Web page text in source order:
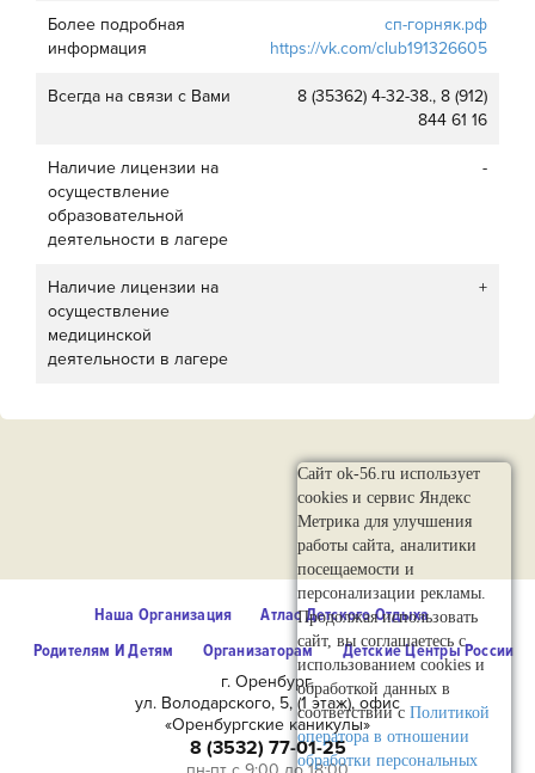
Более подробная
информация
сп-горняк.рф
https://vk.com/club191326605
Всегда на связи с Вами
8 (35362) 4-32-38., 8 (912)
844 61 16
Наличие лицензии на
осуществление
образовательной
деятельности в лагере
-
Наличие лицензии на
осуществление
медицинской
деятельности в лагере
+
Наша Организация
Атлас Детского Отдыха
Родителям И Детям
Организаторам
Детские Центры России
г. Оренбург,
ул. Володарского, 5, (1 этаж), офис
«Оренбургские каникулы»
8 (3532) 77-01-25
Сайт ok-56.ru использует
cookies и сервис Яндекс
Метрика для улучшения
работы сайта, аналитики
посещаемости и
персонализации рекламы.
Продолжая использовать
сайт, вы соглашаетесь с
использованием cookies и
обработкой данных в
соответствии с Политикой
оператора в отношении
обработки персональных